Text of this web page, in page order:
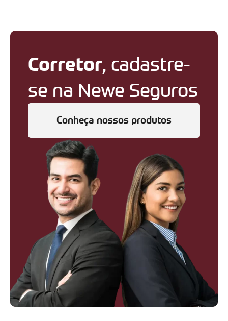
Corretor, cadastre-
se na Newe Seguros
Conheça nossos produtos